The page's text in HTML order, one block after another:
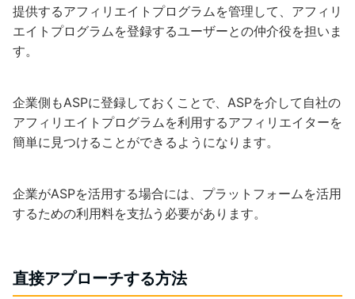
提供するアフィリエイトプログラムを管理して、アフィリ
エイトプログラムを登録するユーザーとの仲介役を担いま
す。
企業側もASPに登録しておくことで、ASPを介して自社の
アフィリエイトプログラムを利用するアフィリエイターを
簡単に見つけることができるようになります。
企業がASPを活用する場合には、プラットフォームを活用
するための利用料を支払う必要があります。
直接アプローチする方法